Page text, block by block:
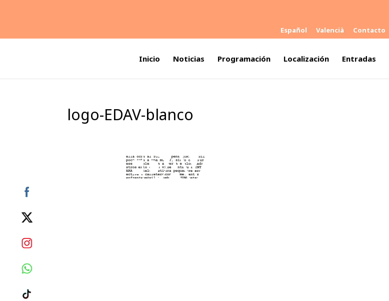
Español Valencià Contacto
Inicio Noticias Programación Localización Entradas
logo-EDAV-blanco